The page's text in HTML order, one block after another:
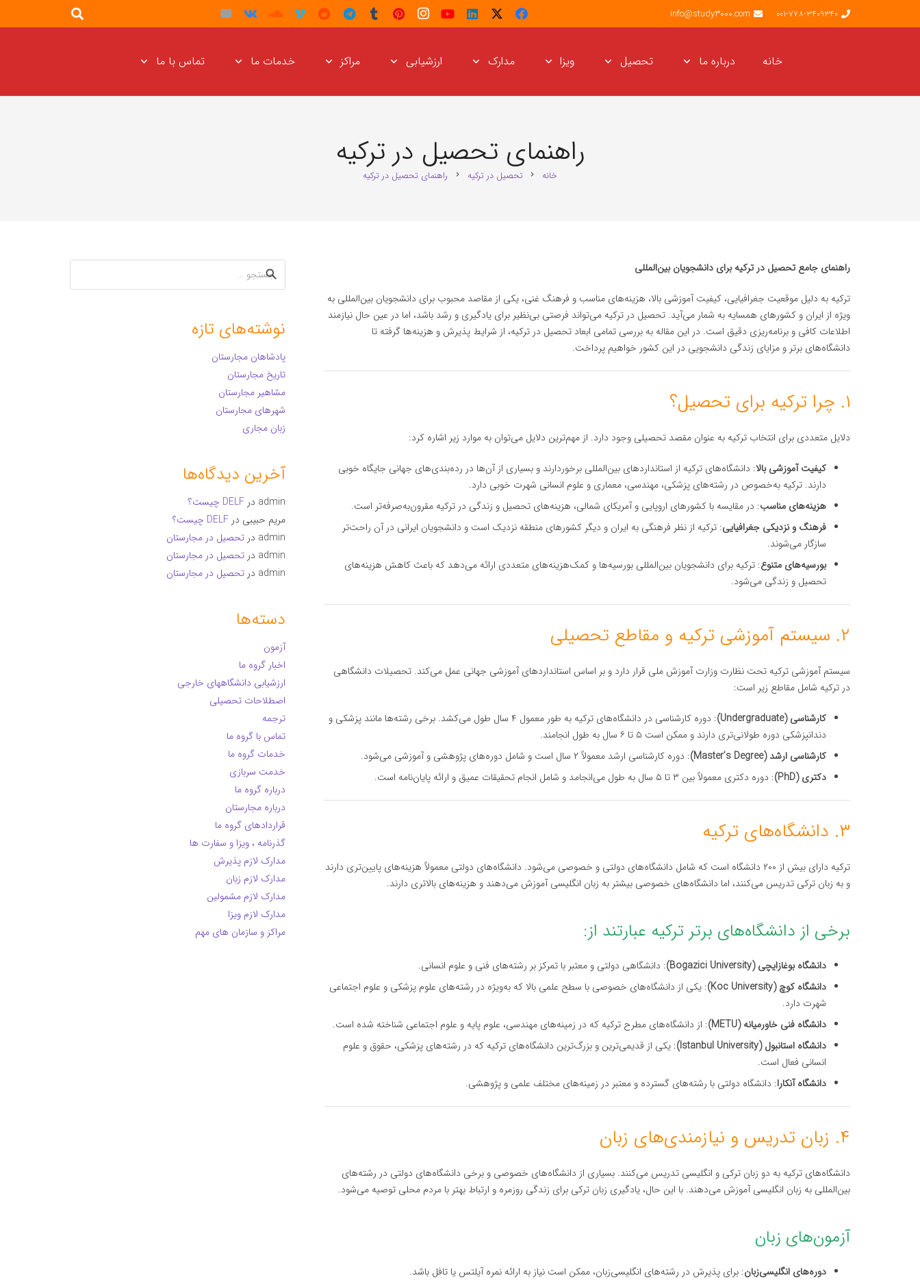
001-778-3409340
info@study3000.com
خانه درباره ما تحصیل ویزا مدارک ارزشیابی مراکز خدمات ما تماس با ما
راهنمای تحصیل در ترکیه
خانه chevron_right تحصیل در ترکیه chevron_right راهنمای تحصیل در ترکیه
راهنمای جامع تحصیل در ترکیه برای دانشجویان بین‌المللی
ترکیه به دلیل موقعیت جغرافیایی، کیفیت آموزشی بالا، هزینه‌های مناسب و فرهنگ غنی، یکی از مقاصد محبوب برای دانشجویان بین‌المللی به
ویژه از ایران و کشورهای همسایه به شمار می‌آید. تحصیل در ترکیه می‌تواند فرصتی بی‌نظیر برای یادگیری و رشد باشد، اما در عین حال نیازمند
اطلاعات کافی و برنامه‌ریزی دقیق است. در این مقاله به بررسی تمامی ابعاد تحصیل در ترکیه، از شرایط پذیرش و هزینه‌ها گرفته تا
دانشگاه‌های برتر و مزایای زندگی دانشجویی در این کشور خواهیم پرداخت.
۱. چرا ترکیه برای تحصیل؟
دلایل متعددی برای انتخاب ترکیه به عنوان مقصد تحصیلی وجود دارد. از مهم‌ترین دلایل می‌توان به موارد زیر اشاره کرد:
کیفیت آموزشی بالا: دانشگاه‌های ترکیه از استانداردهای بین‌المللی برخوردارند و بسیاری از آن‌ها در رده‌بندی‌های جهانی جایگاه خوبی
دارند. ترکیه به‌خصوص در رشته‌های پزشکی، مهندسی، معماری و علوم انسانی شهرت خوبی دارد.
هزینه‌های مناسب: در مقایسه با کشورهای اروپایی و آمریکای شمالی، هزینه‌های تحصیل و زندگی در ترکیه مقرون‌به‌صرفه‌تر است.
فرهنگ و نزدیکی جغرافیایی: ترکیه از نظر فرهنگی به ایران و دیگر کشورهای منطقه نزدیک است و دانشجویان ایرانی در آن راحت‌تر
سازگار می‌شوند.
بورسیه‌های متنوع: ترکیه برای دانشجویان بین‌المللی بورسیه‌ها و کمک‌هزینه‌های متعددی ارائه می‌دهد که باعث کاهش هزینه‌های
تحصیل و زندگی می‌شود.
۲. سیستم آموزشی ترکیه و مقاطع تحصیلی
سیستم آموزشی ترکیه تحت نظارت وزارت آموزش ملی قرار دارد و بر اساس استانداردهای آموزشی جهانی عمل می‌کند. تحصیلات دانشگاهی
در ترکیه شامل مقاطع زیر است:
کارشناسی (Undergraduate)
: دوره کارشناسی در دانشگاه‌های ترکیه به طور معمول ۴ سال طول می‌کشد. برخی رشته‌ها مانند پزشکی و
دندانپزشکی دوره طولانی‌تری دارند و ممکن است ۵ تا ۶ سال به طول انجامند.
کارشناسی ارشد (Master’s Degree)
: دوره کارشناسی ارشد معمولاً ۲ سال است و شامل دوره‌های پژوهشی و آموزشی می‌شود.
دکتری (PhD)
: دوره دکتری معمولاً بین ۳ تا ۵ سال به طول می‌انجامد و شامل انجام تحقیقات عمیق و ارائه پایان‌نامه است.
۳. دانشگاه‌های ترکیه
ترکیه دارای بیش از ۲۰۰ دانشگاه است که شامل دانشگاه‌های دولتی و خصوصی می‌شود. دانشگاه‌های دولتی معمولاً هزینه‌های پایین‌تری دارند
و به زبان ترکی تدریس می‌کنند، اما دانشگاه‌های خصوصی بیشتر به زبان انگلیسی آموزش می‌دهند و هزینه‌های بالاتری دارند.
برخی از دانشگاه‌های برتر ترکیه عبارتند از:
دانشگاه بوغازایچی (Bogazici University)
: دانشگاهی دولتی و معتبر با تمرکز بر رشته‌های فنی و علوم انسانی.
دانشگاه کوچ (Koc University)
: یکی از دانشگاه‌های خصوصی با سطح علمی بالا که به‌ویژه در رشته‌های علوم پزشکی و علوم اجتماعی
شهرت دارد.
دانشگاه فنی خاورمیانه (METU)
: از دانشگاه‌های مطرح ترکیه که در زمینه‌های مهندسی، علوم پایه و علوم اجتماعی شناخته شده است.
دانشگاه استانبول (Istanbul University)
: یکی از قدیمی‌ترین و بزرگ‌ترین دانشگاه‌های ترکیه که در رشته‌های پزشکی، حقوق و علوم
انسانی فعال است.
دانشگاه آنکارا: دانشگاه دولتی با رشته‌های گسترده و معتبر در زمینه‌های مختلف علمی و پژوهشی.
۴. زبان تدریس و نیازمندی‌های زبان
دانشگاه‌های ترکیه به دو زبان ترکی و انگلیسی تدریس می‌کنند. بسیاری از دانشگاه‌های خصوصی و برخی دانشگاه‌های دولتی در رشته‌های
بین‌المللی به زبان انگلیسی آموزش می‌دهند. با این حال، یادگیری زبان ترکی برای زندگی روزمره و ارتباط بهتر با مردم محلی توصیه می‌شود.
آزمون‌های زبان
دوره‌های انگلیسی‌زبان: برای پذیرش در رشته‌های انگلیسی‌زبان، ممکن است نیاز به ارائه نمره آیلتس یا تافل باشد.
جستجو
برای:
نوشته‌های تازه
پادشاهان مجارستان
تاریخ مجارستان
مشاهیر مجارستان
شهرهای مجارستان
زبان مجاری
آخرین دیدگاه‌ها
admin در DELF چیست؟
مریم حبیبی در DELF چیست؟
admin در تحصیل در مجارستان
admin در تحصیل در مجارستان
admin در تحصیل در مجارستان
دسته‌ها
آزمون
اخبار گروه ما
ارزشیابی دانشگاههای خارجی
اصطلاحات تحصیلی
ترجمه
تماس با گروه ما
خدمات گروه ما
خدمت سربازی
درباره گروه ما
درباره مجارستان
قراردادهای گروه ما
گذرنامه ، ویزا و سفارت ها
مدارک لازم پذیرش
مدارک لازم زبان
مدارک لازم مشمولین
مدارک لازم ویزا
مراکز و سازمان های مهم